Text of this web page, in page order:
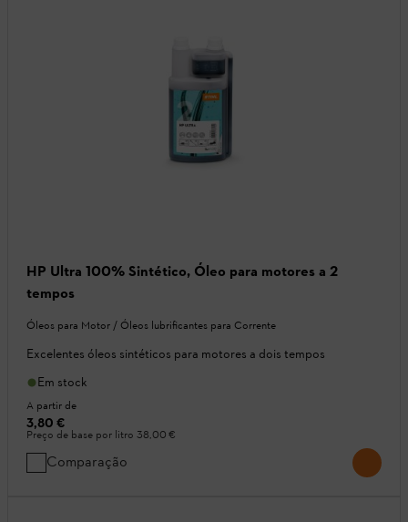
HP Ultra 100% Sintético, Óleo para motores a 2
tempos
Óleos para Motor / Óleos lubrificantes para Corrente
Excelentes óleos sintéticos para motores a dois tempos
Em stock
A partir de
3,80 €
Preço de base por litro 38,00 €
Comparação